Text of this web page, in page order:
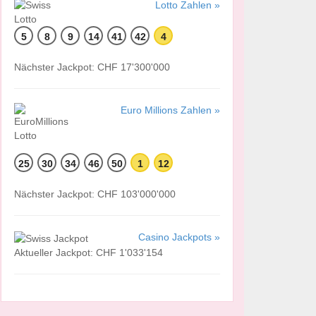
Lotto Zahlen »
5 8 9 14 41 42 4
Nächster Jackpot: CHF 17'300'000
Euro Millions Zahlen »
25 30 34 46 50 1 12
Nächster Jackpot: CHF 103'000'000
Casino Jackpots »
Aktueller Jackpot: CHF 1'033'154